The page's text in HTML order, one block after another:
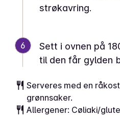
strøkavring.
6
Sett i ovnen på
til den får gylden
Serveres med en
grønnsaker.
Allergener: Cøliaki/